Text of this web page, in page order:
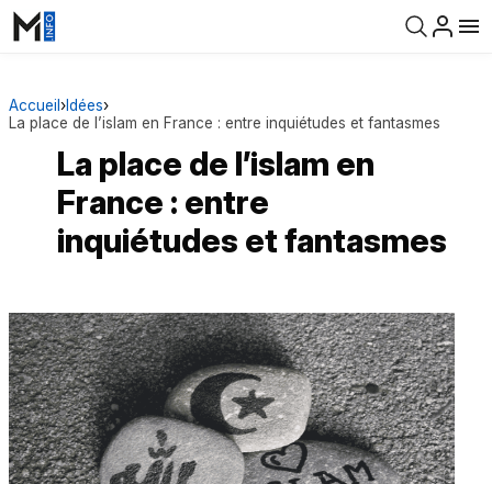
Accueil ›Idées›
La place de l’islam en France : entre inquiétudes et fantasmes
La place de l’islam en
France : entre
inquiétudes et fantasmes